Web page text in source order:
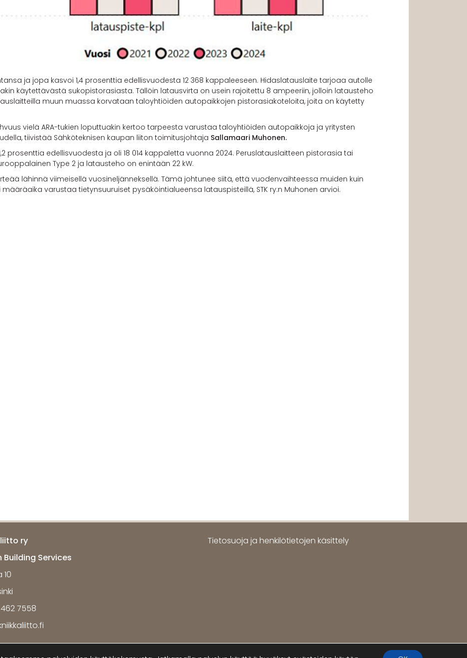
ja jopa kasvoi 1,4 prosenttia edellisvuodesta 12 368 kappaleeseen. Hidaslatauslaite tarjoaa autolle
käytettävästä sukopistorasiasta. Tällöin latausvirta on usein rajoitettu 8 ampeeriin, jolloin latausteho
muun muassa korvataan taloyhtiöiden autopaikkojen pistorasiakoteloita, joita on käytetty
vielä ARA-tukien loputtuakin kertoo tarpeesta varustaa taloyhtiöiden autopaikkoja ja yritysten
tiivistää Sähköteknisen kaupan liiton toimitusjohtaja Sallamaari Muhonen.
prosenttia edellisvuodesta ja oli 18 014 kappaletta vuonna 2024. Peruslatauslaitteen pistorasia tai
Type 2 ja latausteho on enintään 22 kW.
lähinnä viimeisellä vuosineljänneksellä. Tämä johtunee siitä, että vuodenvaihteessa muiden kuin
varustaa tietynsuuruiset pysäköintialueensa latauspisteillä, STK ry:n Muhonen arvioi.
ry
Services
7558
Tietosuoja ja henkilötietojen käsittely